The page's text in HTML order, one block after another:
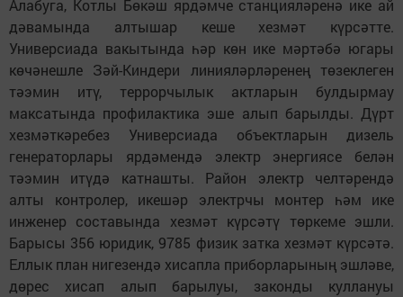
Алабуга, Котлы Бөкәш ярдәмче станцияләренә ике ай
дәвамында алтышар кеше хезмәт күрсәтте.
Универсиада вакытында һәр көн ике мәртәбә югары
көчәнешле Зәй-Киндери линияләрләренең төзеклеген
тәэмин итү, террорчылык актларын булдырмау
максатында профилактика эше алып барылды. Дүрт
хезмәткәребез Универсиада объектларын дизель
генераторлары ярдәмендә электр энергиясе белән
тәэмин итүдә катнашты. Район электр челтәрендә
алты контролер, икешәр электрчы монтер һәм ике
инженер составында хезмәт күрсәтү төркеме эшли.
Барысы 356 юридик, 9785 физик затка хезмәт күрсәтә.
Еллык план нигезендә хисапла приборларының эшләве,
дөрес хисап алып барылуы, законды куллануы